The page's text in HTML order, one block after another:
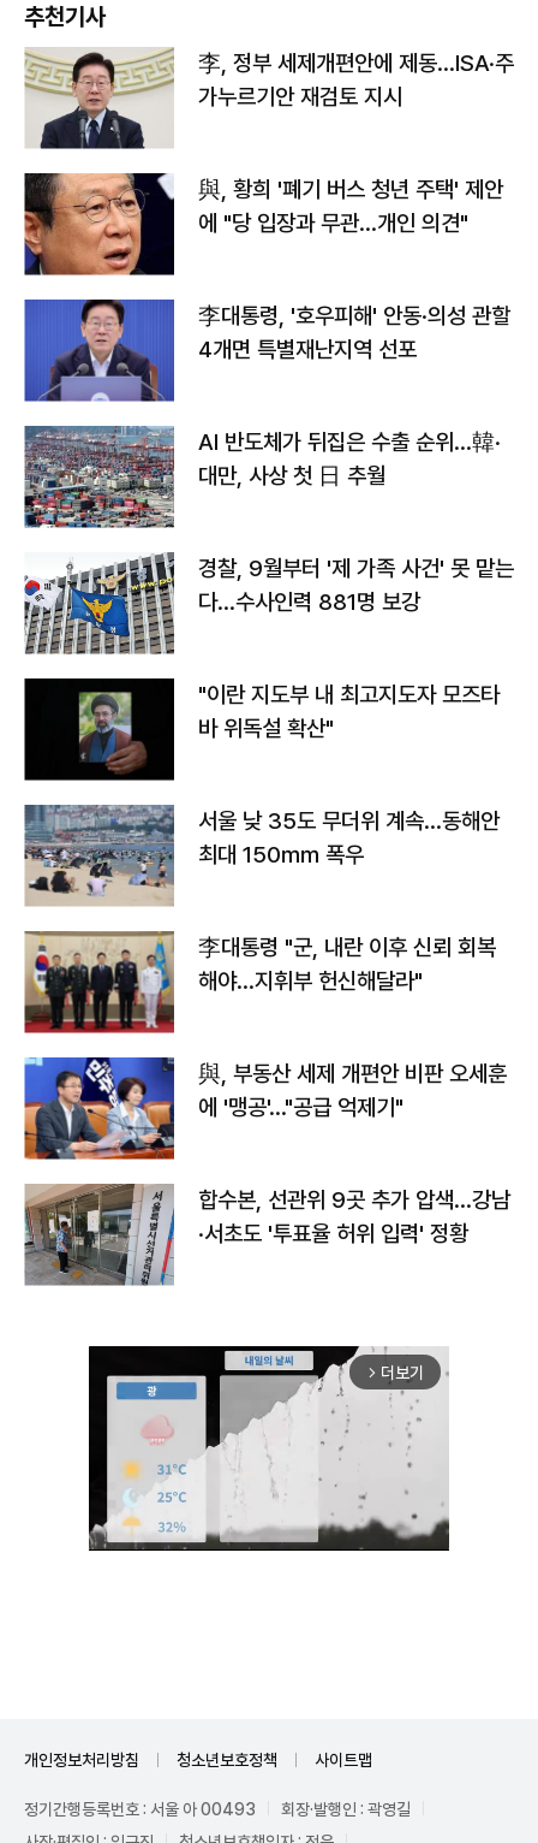
추천기사
李, 정부 세제개편안에 제동…ISA·주
가누르기안 재검토 지시
與, 황희 '폐기 버스 청년 주택' 제안
에 "당 입장과 무관…개인 의견"
李대통령, '호우피해' 안동·의성 관할
4개면 특별재난지역 선포
AI 반도체가 뒤집은 수출 순위…韓·
대만, 사상 첫 日 추월
경찰, 9월부터 '제 가족 사건' 못 맡는
다…수사인력 881명 보강
"이란 지도부 내 최고지도자 모즈타
바 위독설 확산"
서울 낮 35도 무더위 계속…동해안
최대 150㎜ 폭우
李대통령 "군, 내란 이후 신뢰 회복
해야…지휘부 헌신해달라"
與, 부동산 세제 개편안 비판 오세훈
에 '맹공'…"공급 억제기"
합수본, 선관위 9곳 추가 압색…강남
·서초도 '투표율 허위 입력' 정황
arrow_forward_ios 더보기
개인정보처리방침 청소년보호정책 사이트맵
정기간행등록번호 : 서울 아 00493
회장·발행인 : 곽영길